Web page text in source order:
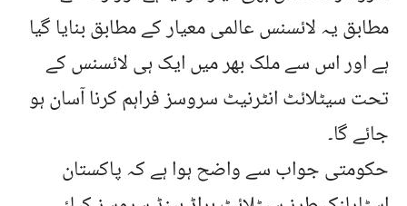
مطابق یہ لائسنس عالمی معیار کے مطابق بنایا گیا
ہے اور اس سے ملک بھر میں ایک ہی لائسنس کے
تحت سیٹلائٹ انٹرنیٹ سروسز فراہم کرنا آسان ہو
جائے گا۔
حکومتی جواب سے واضح ہوا ہے کہ پاکستان